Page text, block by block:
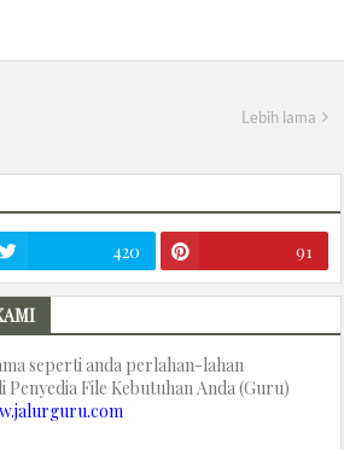
Lebih lama
420 91
seperti anda perlahan-lahan
Penyedia File Kebutuhan Anda (Guru)